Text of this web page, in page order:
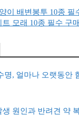
이 배변봉투 10종 필
모래 10종 필수 구
명, 얼마나 오랫동안
원인과 반려견 약